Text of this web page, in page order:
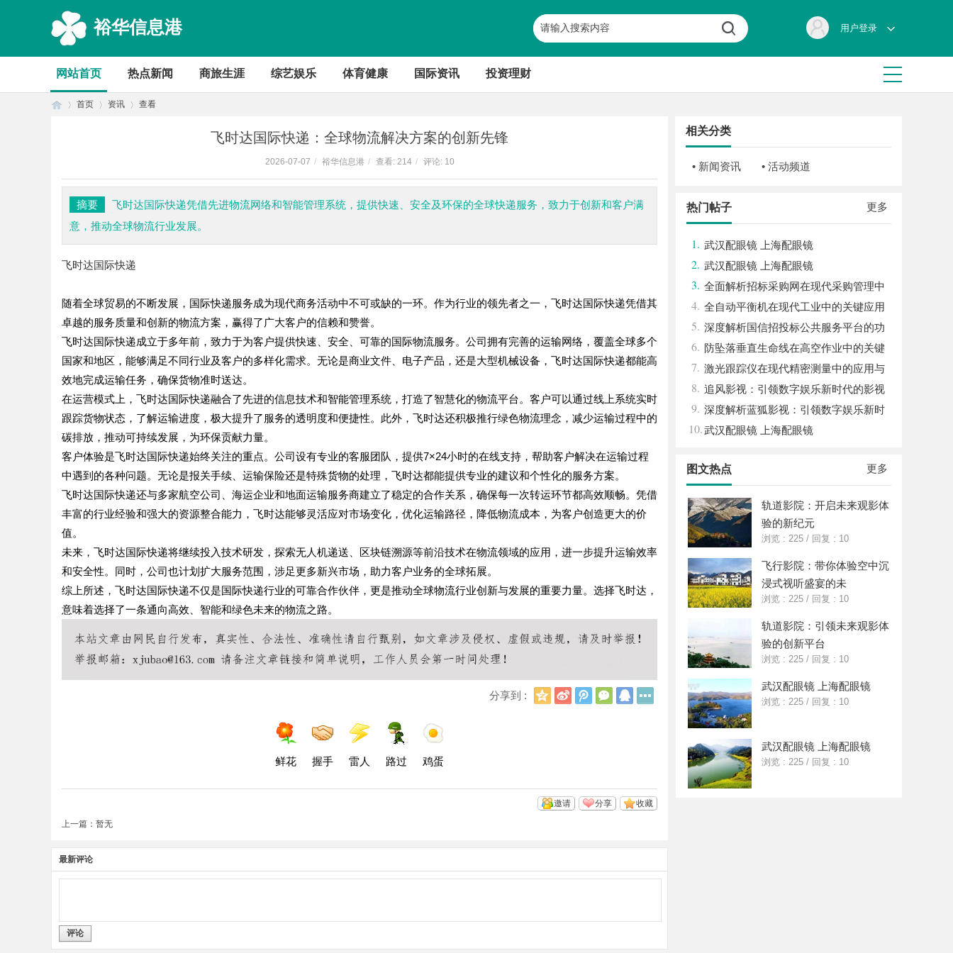
裕华信息港 用户登录
网站首页 热点新闻 商旅生涯 综艺娱乐 体育健康 国际资讯 投资理财
首页 资讯 查看
飞时达国际快递：全球物流解决方案的创新先锋
2026-07-07 / 裕华信息港 / 查看: 214 / 评论: 10
摘要
飞时达国际快递凭借先进物流网络和智能管理系统，提供快速、安全及环保的全球快递服务，致力于创新和客户满
意，推动全球物流行业发展。
飞时达国际快递
随着全球贸易的不断发展，国际快递服务成为现代商务活动中不可或缺的一环。作为行业的领先者之一，飞时达国际快递凭借其
卓越的服务质量和创新的物流方案，赢得了广大客户的信赖和赞誉。
飞时达国际快递成立于多年前，致力于为客户提供快速、安全、可靠的国际物流服务。公司拥有完善的运输网络，覆盖全球多个
国家和地区，能够满足不同行业及客户的多样化需求。无论是商业文件、电子产品，还是大型机械设备，飞时达国际快递都能高
效地完成运输任务，确保货物准时送达。
在运营模式上，飞时达国际快递融合了先进的信息技术和智能管理系统，打造了智慧化的物流平台。客户可以通过线上系统实时
跟踪货物状态，了解运输进度，极大提升了服务的透明度和便捷性。此外，飞时达还积极推行绿色物流理念，减少运输过程中的
碳排放，推动可持续发展，为环保贡献力量。
客户体验是飞时达国际快递始终关注的重点。公司设有专业的客服团队，提供7×24小时的在线支持，帮助客户解决在运输过程
中遇到的各种问题。无论是报关手续、运输保险还是特殊货物的处理，飞时达都能提供专业的建议和个性化的服务方案。
飞时达国际快递还与多家航空公司、海运企业和地面运输服务商建立了稳定的合作关系，确保每一次转运环节都高效顺畅。凭借
丰富的行业经验和强大的资源整合能力，飞时达能够灵活应对市场变化，优化运输路径，降低物流成本，为客户创造更大的价
值。
未来，飞时达国际快递将继续投入技术研发，探索无人机递送、区块链溯源等前沿技术在物流领域的应用，进一步提升运输效率
和安全性。同时，公司也计划扩大服务范围，涉足更多新兴市场，助力客户业务的全球拓展。
综上所述，飞时达国际快递不仅是国际快递行业的可靠合作伙伴，更是推动全球物流行业创新与发展的重要力量。选择飞时达，
意味着选择了一条通向高效、智能和绿色未来的物流之路。
分享到 :
Q
新
浪
腾
讯
微
信
Q
鲜花 握手 雷人 路过 鸡蛋
收藏
分享
邀请
上一篇：暂无
最新评论
评论
相关分类
• 新闻资讯 • 活动频道
更多
热门帖子
1. 武汉配眼镜 上海配眼镜
2. 武汉配眼镜 上海配眼镜
3. 全面解析招标采购网在现代采购管理中
的重要作用与应用
4. 全自动平衡机在现代工业中的关键应用
与发展趋势解析
5. 深度解析国信招投标公共服务平台的功
能与优势
6. 防坠落垂直生命线在高空作业中的关键
应用与安全保障
7. 激光跟踪仪在现代精密测量中的应用与
发展趋势
8. 追风影视：引领数字娱乐新时代的影视
平台探索
9. 深度解析蓝狐影视：引领数字娱乐新时
代的先锋力量
10.武汉配眼镜 上海配眼镜
更多
图文热点
轨道影院：开启未来观影体
验的新纪元
浏览 : 225 / 回复 : 10
飞行影院：带你体验空中沉
浸式视听盛宴的未
浏览 : 225 / 回复 : 10
轨道影院：引领未来观影体
验的创新平台
浏览 : 225 / 回复 : 10
武汉配眼镜 上海配眼镜
浏览 : 225 / 回复 : 10
武汉配眼镜 上海配眼镜
浏览 : 225 / 回复 : 10